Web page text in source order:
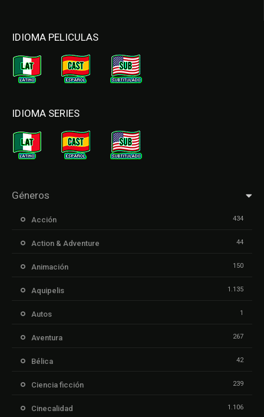
IDIOMA PELICULAS
IDIOMA SERIES
Géneros
Acción 434
Action & Adventure 44
Animación 150
Aquipelis 1.135
Autos 1
Aventura 267
Bélica 42
Ciencia ficción 239
Cinecalidad 1.106